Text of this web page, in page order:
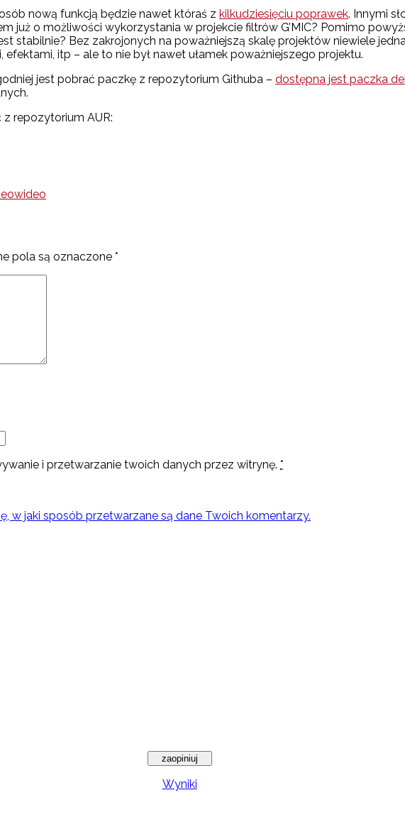
nową funkcją będzie nawet któraś z kilkudziesięciu poprawek. Innymi
już o możliwości wykorzystania w projekcie filtrów G’MIC? Pomimo
stabilnie? Bez zakrojonych na poważniejszą skalę projektów niewiele
itp – ale to nie był nawet ułamek poważniejszego projektu.
jest pobrać paczkę z repozytorium Githuba – dostępna jest paczka
repozytorium AUR:
wideo
pola są oznaczone *
i przetwarzanie twoich danych przez witrynę. *
w jaki sposób przetwarzane są dane Twoich komentarzy.
Wyniki